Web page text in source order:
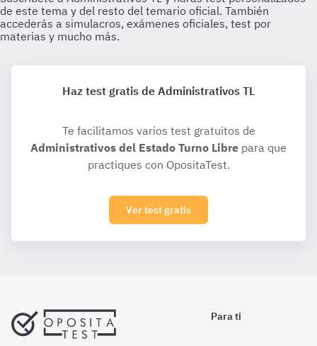
Haz test gratis de Administrativos TL
Te facilitamos varios test gratuitos de
Administrativos del Estado Turno Libre para que
practiques con OpositaTest.
Ver test gratis
Para ti